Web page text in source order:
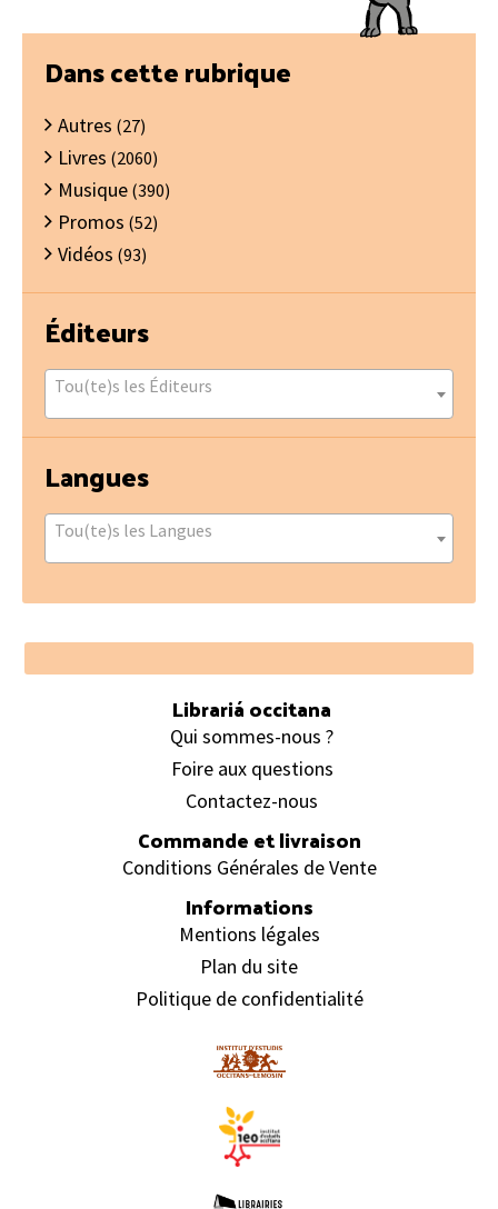
Barre
latérale
principale
Dans cette rubrique
Autres (27)
Livres (2060)
Musique (390)
Promos (52)
Vidéos (93)
Éditeurs
Tou(te)s les Éditeurs
Langues
Tou(te)s les Langues
Footer
Librariá occitana
Qui sommes-nous ?
Foire aux questions
Contactez-nous
Commande et livraison
Conditions Générales de Vente
Informations
Mentions légales
Plan du site
Politique de confidentialité